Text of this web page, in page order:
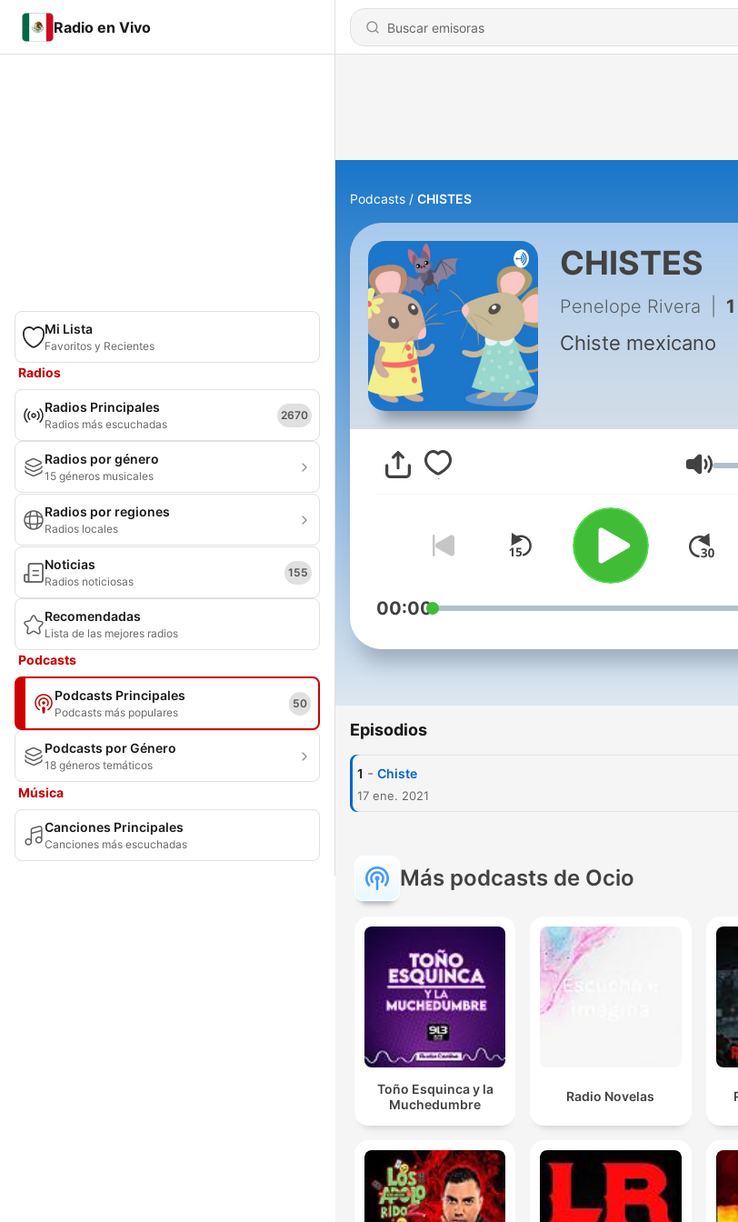
Radio en Vivo
Mi Lista
Favoritos y Recientes
Radios
Radios Principales
Radios más escuchadas
2670
Radios por género
15 géneros musicales
Radios por regiones
Radios locales
Noticias
Radios noticiosas
155
Recomendadas
Lista de las mejores radios
Podcasts
Podcasts Principales
Podcasts más populares
50
Podcasts por Género
18 géneros temáticos
Música
Canciones Principales
Canciones más escuchadas
Podcasts CHISTES
CHISTES
Penelope Rivera
Chiste mexicano
00:00
Episodios
1 - Chiste
17 ene. 2021
Más podcasts de Ocio
Toño Esquinca y la
Muchedumbre
Radio Novelas